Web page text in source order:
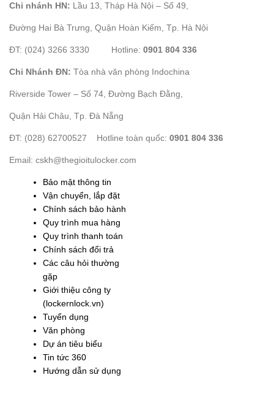
Chi nhánh HN: Lầu 13, Tháp Hà Nội – Số 49,
Đường Hai Bà Trưng, Quận Hoàn Kiếm, Tp. Hà Nội
ĐT: (024) 3266 3330 Hotline: 0901 804 336
Chi Nhánh ĐN: Tòa nhà văn phòng Indochina
Riverside Tower – Số 74, Đường Bạch Đằng,
Quận Hải Châu, Tp. Đà Nẵng
ĐT: (028) 62700527 Hotline toàn quốc: 0901 804 336
Email: cskh@thegioitulocker.com
Bảo mật thông tin
Vận chuyển, lắp đặt
Chính sách bảo hành
Quy trình mua hàng
Quy trình thanh toán
Chính sách đổi trả
Các câu hỏi thường
gặp
Giới thiệu công ty
(lockernlock.vn)
Tuyển dụng
Văn phòng
Dự án tiêu biểu
Tin tức 360
Hướng dẫn sử dụng